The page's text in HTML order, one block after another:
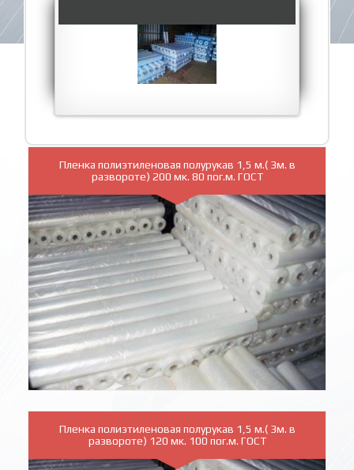
Пленка полиэтиленовая полурукав 1,5 м.( 3м. в
развороте) 200 мк. 80 пог.м. ГОСТ
Пленка полиэтиленовая полурукав 1,5 м.( 3м. в
развороте) 120 мк. 100 пог.м. ГОСТ